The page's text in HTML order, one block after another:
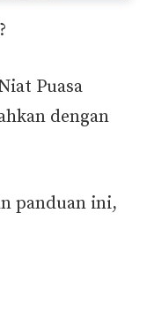
Puasa
dengan
panduan ini,